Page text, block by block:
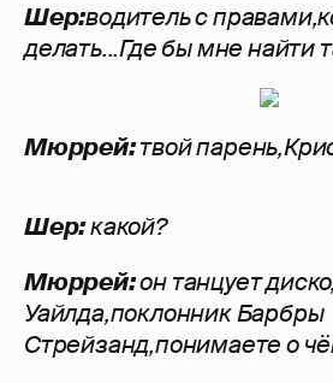
Шер:водитель с
делать...Где бы мне найти
Мюррей:твой
Шер:какой?
Мюррей:он танцует
Уайлда,поклонник Барбры
Стрейзанд,понимаете о